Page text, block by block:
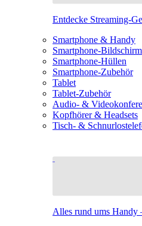
Entdecke Streaming-
Smartphone & Handy
Smartphone-
Smartphone-Hüllen
Smartphone-Zubehör
Tablet
Tablet-Zubehör
Audio- &
Kopfhörer & Headsets
Tisch- &
Alles rund ums Handy